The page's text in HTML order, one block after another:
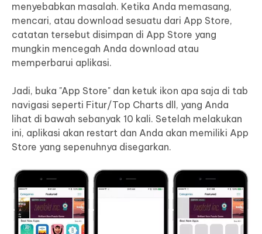
menyebabkan masalah. Ketika Anda memasang,
mencari, atau download sesuatu dari App Store,
catatan tersebut disimpan di App Store yang
mungkin mencegah Anda download atau
memperbarui aplikasi.
Jadi, buka "App Store" dan ketuk ikon apa saja di tab
navigasi seperti Fitur/Top Charts dll, yang Anda
lihat di bawah sebanyak 10 kali. Setelah melakukan
ini, aplikasi akan restart dan Anda akan memiliki App
Store yang sepenuhnya disegarkan.